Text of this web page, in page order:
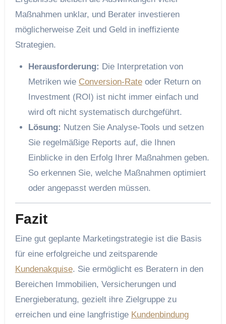
Maßnahmen unklar, und Berater investieren
möglicherweise Zeit und Geld in ineffiziente
Strategien.
Herausforderung: Die Interpretation von
Metriken wie Conversion-Rateoder Return on
Investment (ROI) ist nicht immer einfach und
wird oft nicht systematisch durchgeführt.
Lösung: Nutzen Sie Analyse-Tools und setzen
Sie regelmäßige Reports auf, die Ihnen
Einblicke in den Erfolg Ihrer Maßnahmen geben.
So erkennen Sie, welche Maßnahmen optimiert
oder angepasst werden müssen.
Fazit
Eine gut geplante Marketingstrategie ist die Basis
für eine erfolgreiche und zeitsparende
Kundenakquise. Sie ermöglicht es Beratern in den
Bereichen Immobilien, Versicherungen und
Energieberatung, gezielt ihre Zielgruppe zu
erreichen und eine langfristige Kundenbindung